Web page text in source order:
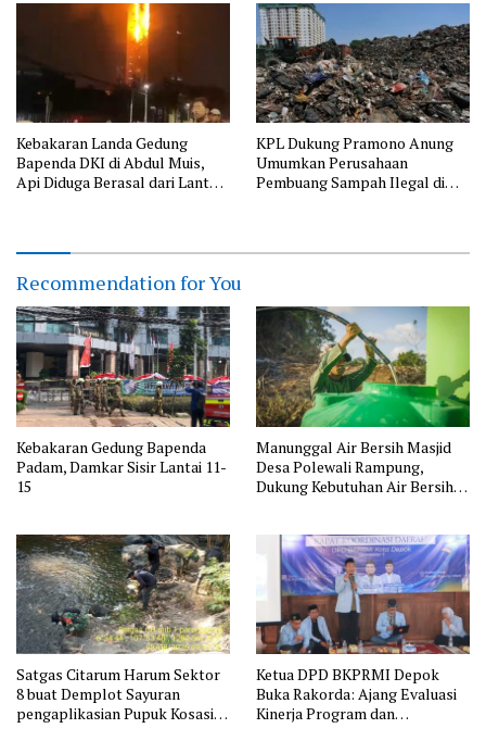
Ternak di Wilayah Binaan
Kebakaran Landa Gedung
Bapenda DKI di Abdul Muis,
Api Diduga Berasal dari Lantai
KPL Dukung Pramono Anung
Umumkan Perusahaan
Pembuang Sampah Ilegal di
Recommendation for You
Kebakaran Gedung Bapenda
Padam, Damkar Sisir Lantai 11-
15
Manunggal Air Bersih Masjid
Desa Polewali Rampung,
Dukung Kebutuhan Air Bersih
Satgas Citarum Harum Sektor
8 buat Demplot Sayuran
pengaplikasian Pupuk Kosasih
Ketua DPD BKPRMI Depok
Buka Rakorda: Ajang Evaluasi
Kinerja Program dan